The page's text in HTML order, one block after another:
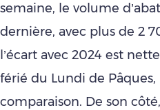
semaine, le volume
dernière, avec plus de 2
l’écart avec 2024 est
férié du Lundi de Pâques,
comparaison. De son